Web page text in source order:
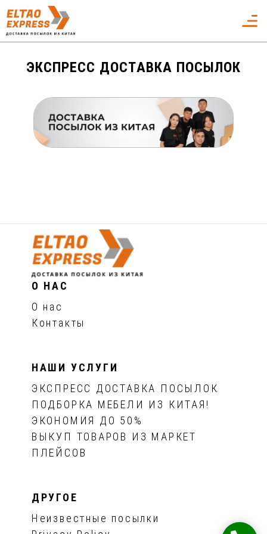
ЭКСПРЕСС ДОСТАВКА ПОСЫЛОК
О НАС
О нас
Контакты
НАШИ УСЛУГИ
ЭКСПРЕСС ДОСТАВКА ПОСЫЛОК
ПОДБОРКА МЕБЕЛИ ИЗ КИТАЯ!
ЭКОНОМИЯ ДО 50%
ВЫКУП ТОВАРОВ ИЗ МАРКЕТ
ПЛЕЙСОВ
ДРУГОЕ
Неизвестные посылки